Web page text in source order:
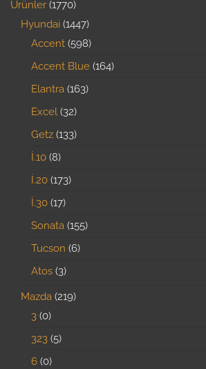
Ürünler 1770
Hyundai 1447
Accent 598
Accent Blue 164
Elantra 163
Excel 32
Getz 133
İ.10 8
İ.20 173
İ.30 17
Sonata 155
Tucson 6
Atos 3
Mazda 219
3 0
323 5
6 0